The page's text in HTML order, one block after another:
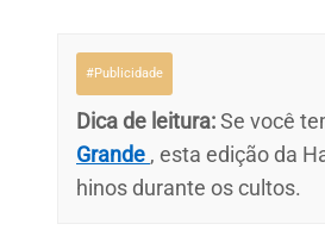
#Publicidade
Dica de leitura:Se você
Grande , esta edição da
hinos durante os cultos.